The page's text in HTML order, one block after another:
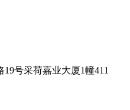
号采荷嘉业大厦1幢411